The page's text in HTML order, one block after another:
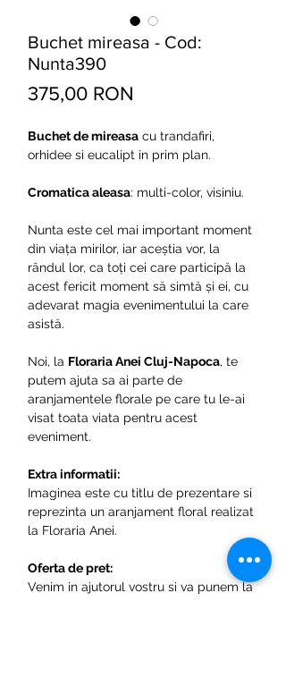
Buchet mireasa - Cod:
Nunta390
375,00 RON
Buchet de mireasa cu trandafiri,
orhidee si eucalipt in prim plan.
Cromatica aleasa: multi-color, visiniu.
Nunta este cel mai important moment
din viața mirilor, iar aceștia vor, la
rândul lor, ca toți cei care participă la
acest fericit moment să simtă și ei, cu
adevarat magia evenimentului la care
asistă.
Noi, la Floraria Anei Cluj-Napoca, te
putem ajuta sa ai parte de
aranjamentele florale pe care tu le-ai
visat toata viata pentru acest
eveniment.
Extra informatii:
Imaginea este cu titlu de prezentare si
reprezinta un aranjament floral realizat
la Floraria Anei.
Oferta de pret:
Venim in ajutorul vostru si va punem la